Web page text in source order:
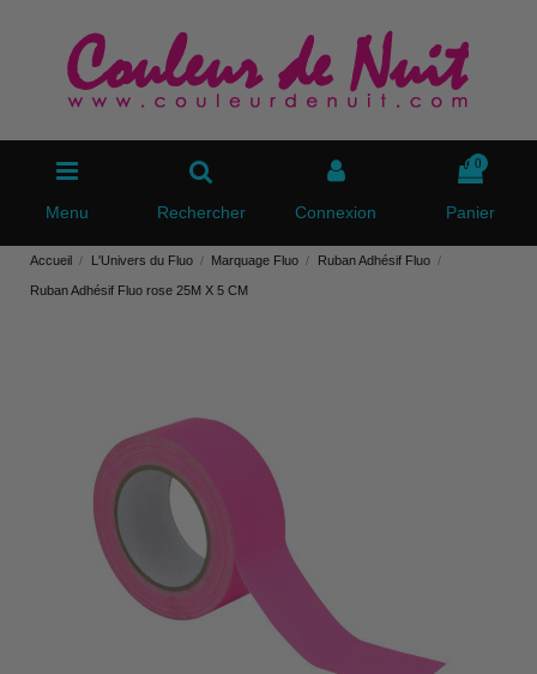
Menu Rechercher Connexion
0
Panier
Accueil L'Univers du Fluo Marquage Fluo Ruban Adhésif Fluo
Ruban Adhésif Fluo rose 25M X 5 CM